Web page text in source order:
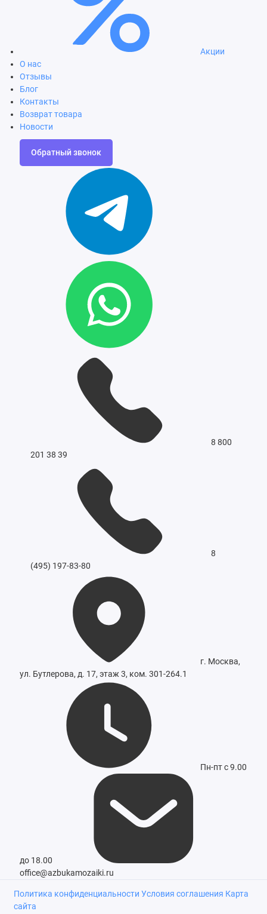
Акции
О нас
Отзывы
Блог
Контакты
Возврат товара
Новости
Обратный звонок
8 800
201 38 39
8
(495) 197-83-80
г. Москва,
ул. Бутлерова, д. 17, этаж 3, ком. 301-264.1
Пн-пт с 9.00
до 18.00
office@azbukamozaiki.ru
Политика конфиденциальности Условия соглашения Карта
сайта